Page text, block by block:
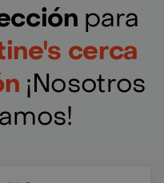
para
cerca
¡Nosotros